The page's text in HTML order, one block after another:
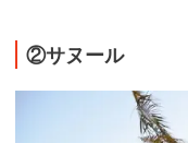
②サヌール